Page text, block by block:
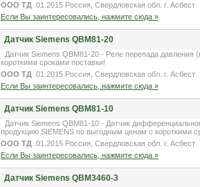
ООО ТД .01.2015 Россия, Свердловская обл. г. Асбест
Если Вы заинтересовались, нажмите сюда »
Датчик Siemens QBM81-20
Датчик Siemens QBM81-20 - Реле перепада давления
короткими сроками поставки!
ООО ТД .01.2015 Россия, Свердловская обл. г. Асбест
Если Вы заинтересовались, нажмите сюда »
Датчик Siemens QBM81-10
Датчик Siemens QBM81-10 - Датчик
продукцию SIEMENS по выгодным ценам с короткими
ООО ТД .01.2015 Россия, Свердловская обл. г. Асбест
Если Вы заинтересовались, нажмите сюда »
Датчик Siemens QBM3460-3